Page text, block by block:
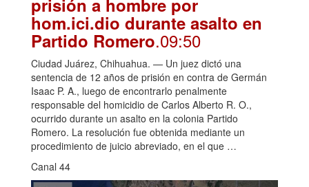
prisión a hombre por
hom.ici.dio durante asalto en
Partido Romero.09:50
Ciudad Juárez, Chihuahua. — Un juez dictó una
sentencia de 12 años de prisión en contra de Germán
Isaac P. A., luego de encontrarlo penalmente
responsable del homicidio de Carlos Alberto R. O.,
ocurrido durante un asalto en la colonia Partido
Romero. La resolución fue obtenida mediante un
procedimiento de juicio abreviado, en el que …
Canal 44